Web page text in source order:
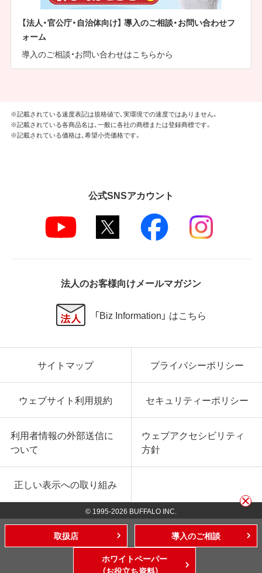
【法人・官公庁・自治体向け】 導入のご相談・お問い合わせフ
ォーム
導入のご相談・お問い合わせはこちらから
※記載されている速度表記は規格値で、実環境での速度ではありません。
※記載されている各商品名は、一般に各社の商標または登録商標です。
※記載されている価格は、希望小売価格です。
公式SNSアカウント
法人のお客様向けメールマガジン
「Biz Information」 はこちら
サイトマップ プライバシーポリシー
ウェブサイト利用規約 セキュリティーポリシー
利用者情報の外部送信に
ついて
ウェブアクセシビリティ
方針
正しい表示への取り組み
© 1995-2026 BUFFALO INC.
取扱店
導入のご相談
ホワイトペーパー
（お役立ち資料）